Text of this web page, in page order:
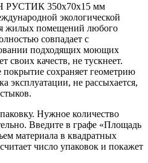
350x70x15 мм
экологической
жилых помещений любого
совпадает с
подходящих моющих
своих качеств, не тускнеет.
сохраняет геометрию
эксплуатации, не рассыхается,
Нужное количество
Введите в графе «Площадь
материала в квадратных
число упаковок и покажет